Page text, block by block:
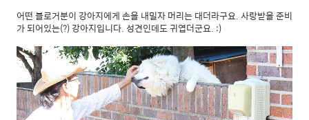
어떤 블로거분이 강아지에게 손을 내밀자 머리는 대더라구요. 사랑받을 준비
가 되어있는(?) 강아지입니다. 성견인데도 귀엽더군요. :)